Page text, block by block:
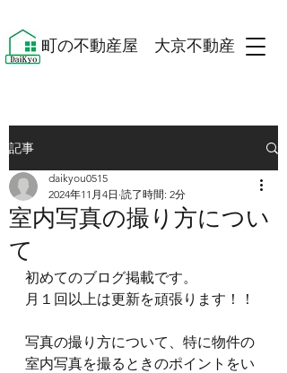
​町の不動産屋 大京不動産 ​
記事
室内写真の撮り方につい
て
daikyou0515
2024年11月4日 読了時間: 2分
初めてのブログ掲載です。
月１回以上は更新を頑張ります！！
写真の撮り方について、特に物件の
室内写真を撮るときのポイントをい